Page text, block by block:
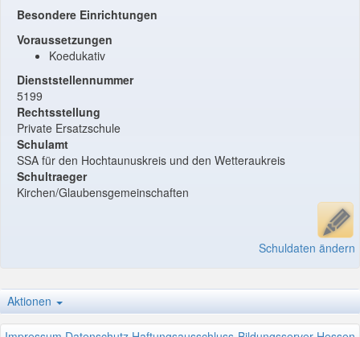
Besondere Einrichtungen
Voraussetzungen
Koedukativ
Dienststellennummer
5199
Rechtsstellung
Private Ersatzschule
Schulamt
SSA für den Hochtaunuskreis und den Wetteraukreis
Schultraeger
Kirchen/Glaubensgemeinschaften
Schuldaten ändern
Aktionen